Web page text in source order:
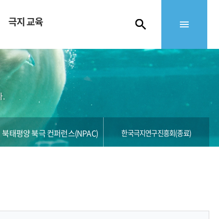
극지 교육
.
북태평양 북극 컨퍼런스(NPAC) 한국극지연구진흥회(종료)